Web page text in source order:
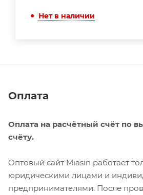
Нет в наличии
Оплата
Оплата на расчётный счёт по
счёту.
Оптовый сайт Miasin работает
юридическими лицами и
предпринимателями. После